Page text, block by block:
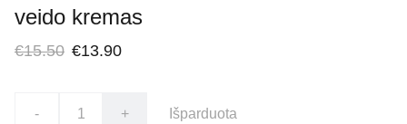
veido kremas
€15.50 €13.90
- + Išparduota